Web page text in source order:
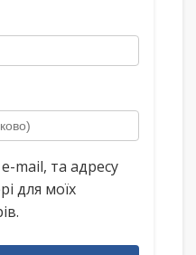
mail, та адресу
для моїх